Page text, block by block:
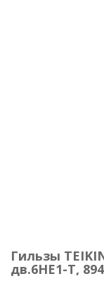
Гильзы
дв.6HE1-T,